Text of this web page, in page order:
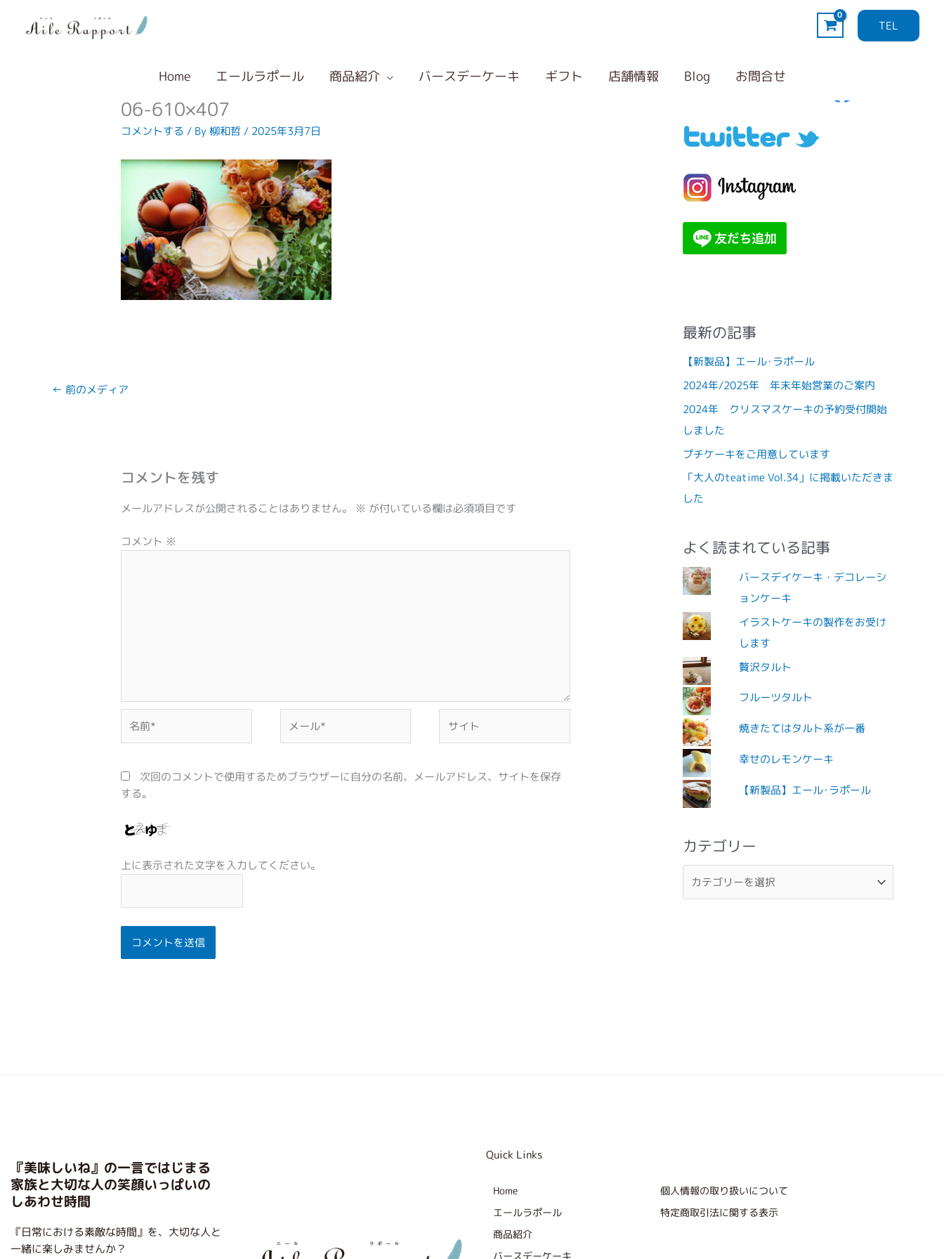
TEL
Home エールラポール 商品紹介 バースデーケーキ ギフト 店舗情報 Blog お問合せ
06-610×407
コメントする / By柳和哲/ 2025年3月7日
← 前のメディア
コメントを残す
メールアドレスが公開されることはありません。 ※ が付いている欄は必須項目です
コメント ※
前
次回のコメントで使用するためブラウザーに自分の名前、メールアドレス、サイトを保存
する。
上に表示された文字を入力してください。
最新の記事
【新製品】エール･ラポール
2024年/2025年 年末年始営業のご案内
2024年 クリスマスケーキの予約受付開始
しました
プチケーキをご用意しています
「大人のteatime Vol.34」に掲載いただきま
した
よく読まれている記事
バースデイケーキ・デコレーシ
ョンケーキ
イラストケーキの製作をお受け
します
贅沢タルト
フルーツタルト
焼きたてはタルト系が一番
幸せのレモンケーキ
【新製品】エール･ラポール
カテゴリー
テ
ー
『美味しいね』の一言ではじまる
家族と大切な人の笑顔いっぱいの
しあわせ時間
『日常における素敵な時間』を、大切な人と
一緒に楽しみませんか？
Quick Links
Home
エールラポール
商品紹介
バースデーケーキ
個人情報の取り扱いについて
特定商取引法に関する表示